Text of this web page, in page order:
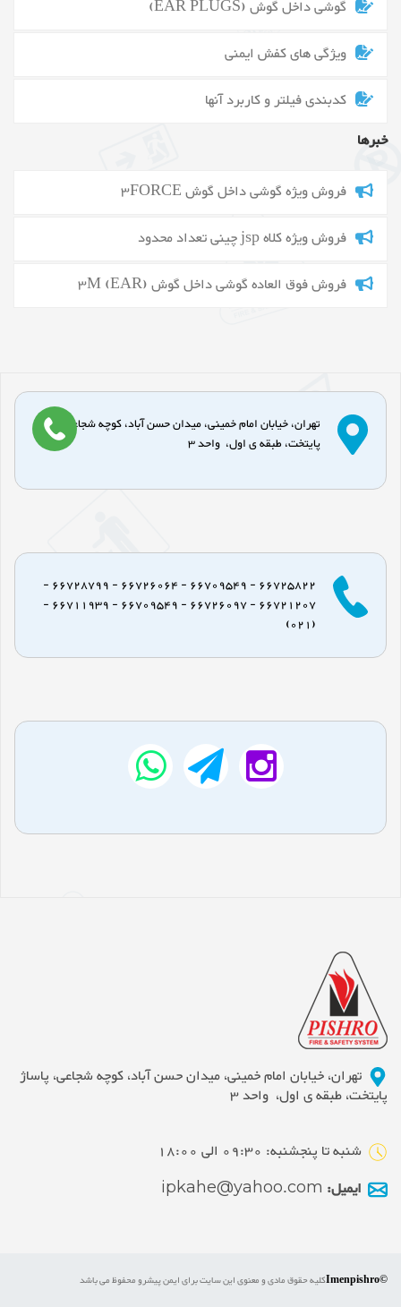
گوشی داخل گوش (EAR PLUGS)
ویژگی های کفش ایمنی
کدبندی فیلتر و کاربرد آنها
خبرها
فروش ویژه گوشی داخل گوش 3FORCE
فروش ویژه کلاه jsp چینی تعداد محدود
فروش فوق العاده گوشی داخل گوش 3M (EAR)
تهران، خیابان امام خمینی، میدان حسن آباد، کوچه شجاعی، پاساژ
پایتخت، طبقه ی اول، واحد 3
66725822 - 66709549 - 66726064 - 66728799 -
66721207 - 66726097 - 66709549 - 66711939 -
(021)
تهران، خیابان امام خمینی، میدان حسن آباد، کوچه شجاعی، پاساژ
پایتخت، طبقه ی اول، واحد 3
شنبه تا پنجشنبه: 09:30 الی 18:00
ایمیل:
©Imenpishro کلیه حقوق مادی و معنوی این سایت برای ایمن پیشرو محفوظ می باشد